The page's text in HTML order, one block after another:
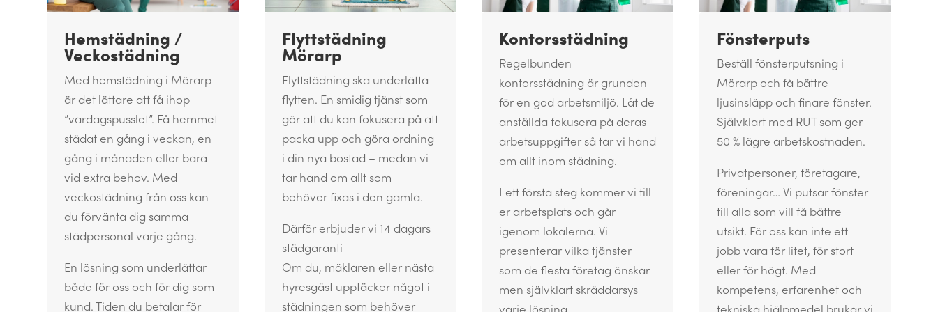
Hemstädning /
Veckostädning
Med hemstädning i Mörarp
är det lättare att få ihop
”vardagspusslet”. Få hemmet
städat en gång i veckan, en
gång i månaden eller bara
vid extra behov. Med
veckostädning från oss kan
du förvänta dig samma
städpersonal varje gång.
En lösning som underlättar
både för oss och för dig som
kund. Tiden du betalar för
Flyttstädning
Mörarp
Flyttstädning ska underlätta
flytten. En smidig tjänst som
gör att du kan fokusera på att
packa upp och göra ordning
i din nya bostad – medan vi
tar hand om allt som
behöver fixas i den gamla.
Därför erbjuder vi 14 dagars
städgaranti
Om du, mäklaren eller nästa
hyresgäst upptäcker något i
städningen som behöver
Kontorsstädning
Regelbunden
kontorsstädning är grunden
för en god arbetsmiljö. Låt de
anställda fokusera på deras
arbetsuppgifter så tar vi hand
om allt inom städning.
I ett första steg kommer vi till
er arbetsplats och går
igenom lokalerna. Vi
presenterar vilka tjänster
som de flesta företag önskar
men självklart skräddarsys
Fönsterputs
Beställ fönsterputsning i
Mörarp och få bättre
ljusinsläpp och finare fönster.
Självklart med RUT som ger
50 % lägre arbetskostnaden.
Privatpersoner, företagare,
föreningar… Vi putsar fönster
till alla som vill få bättre
utsikt. För oss kan inte ett
jobb vara för litet, för stort
eller för högt. Med
kompetens, erfarenhet och